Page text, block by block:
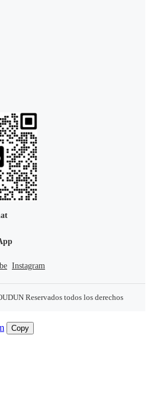
Instagram
Reservados todos los derechos
Copy